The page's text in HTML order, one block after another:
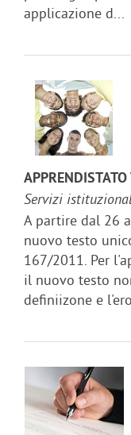
applicazione d...
Servizi
A partire dal 26
nuovo testo
167/2011. Per
il nuovo testo
definiizone e